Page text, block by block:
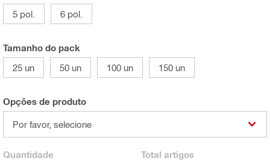
5 pol. 6 pol.
Tamanho do pack
25 un
50 un 100 un 150 un
Opções de produto
Por favor, selecione
Quantidade Total artigos